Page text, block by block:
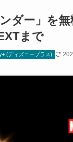
ダー」を
まで
(ディズニープラス)